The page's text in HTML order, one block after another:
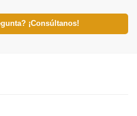
¡Consúltanos!